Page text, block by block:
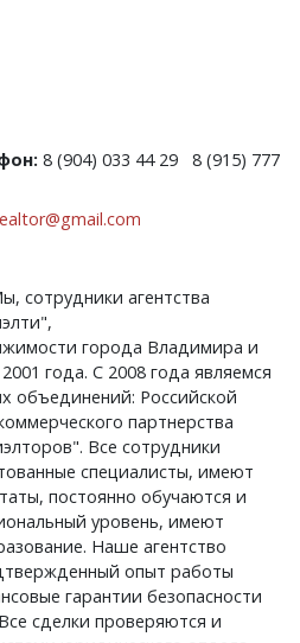
8 (904) 033 44 29
8 (915) 777
сотрудники агентства
города Владимира и
года. С 2008 года являемся
объединений: Российской
партнерства
Все сотрудники
специалисты, имеют
постоянно обучаются и
уровень, имеют
Наше агентство
опыт работы
гарантии безопасности
сделки проверяются и